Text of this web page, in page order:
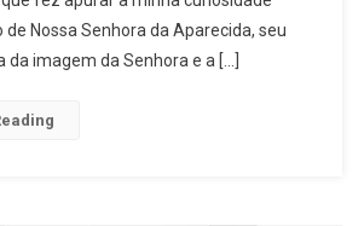
Não
Nossa Senhora da Aparecida, seu
da imagem da Senhora e a […]